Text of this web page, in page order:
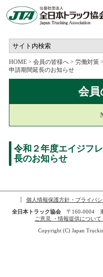
HOME> 会員の皆様へ> 労働対策>
申請期間延長のお知らせ
会員
令和２年度エイジフ
長のお知らせ
個人情報保護方針・プライバ
全日本トラック協会〒160-0004 東
ご意見 ・情報提供につい
Copyright (C) Japan